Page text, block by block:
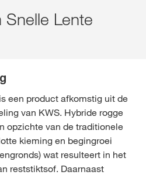
Lente
een product afkomstig uit de
van KWS. Hybride rogge
opzichte van de traditionele
kieming en begingroei
wat resulteert in het
reststiktsof. Daarnaast